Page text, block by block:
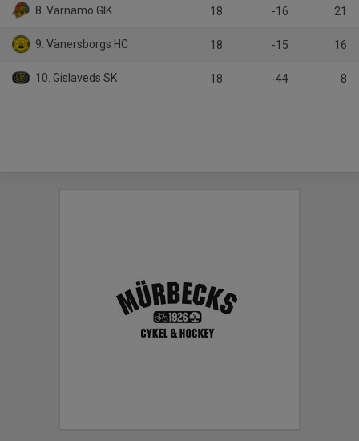
8. Värnamo GIK 18 -16 21
9. Vänersborgs HC 18 -15 16
10. Gislaveds SK 18 -44 8